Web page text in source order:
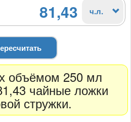
81,43 ч.л.
объёмом 250 мл
чайные ложки
стружки.